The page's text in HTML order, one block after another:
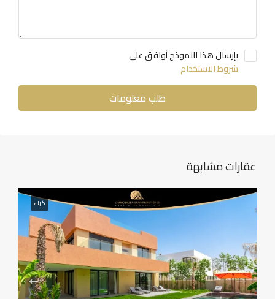
بإرسال هذا النموذج أوافق على
شروط الاستخدام
طلب معلومات
عقارات مشابهة
كراء